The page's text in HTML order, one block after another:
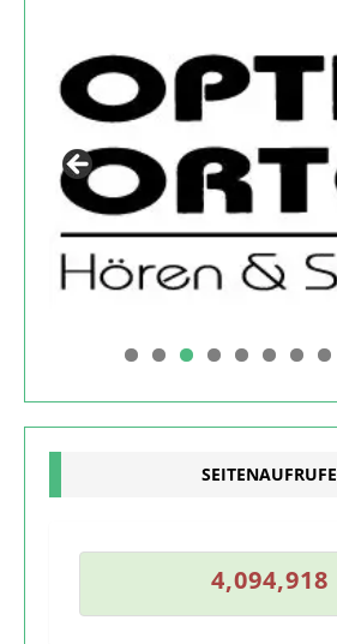
SEITENAUFRUFE
4
4
,
,
0
0
9
9
4
4
,
,
9
9
1
18
7